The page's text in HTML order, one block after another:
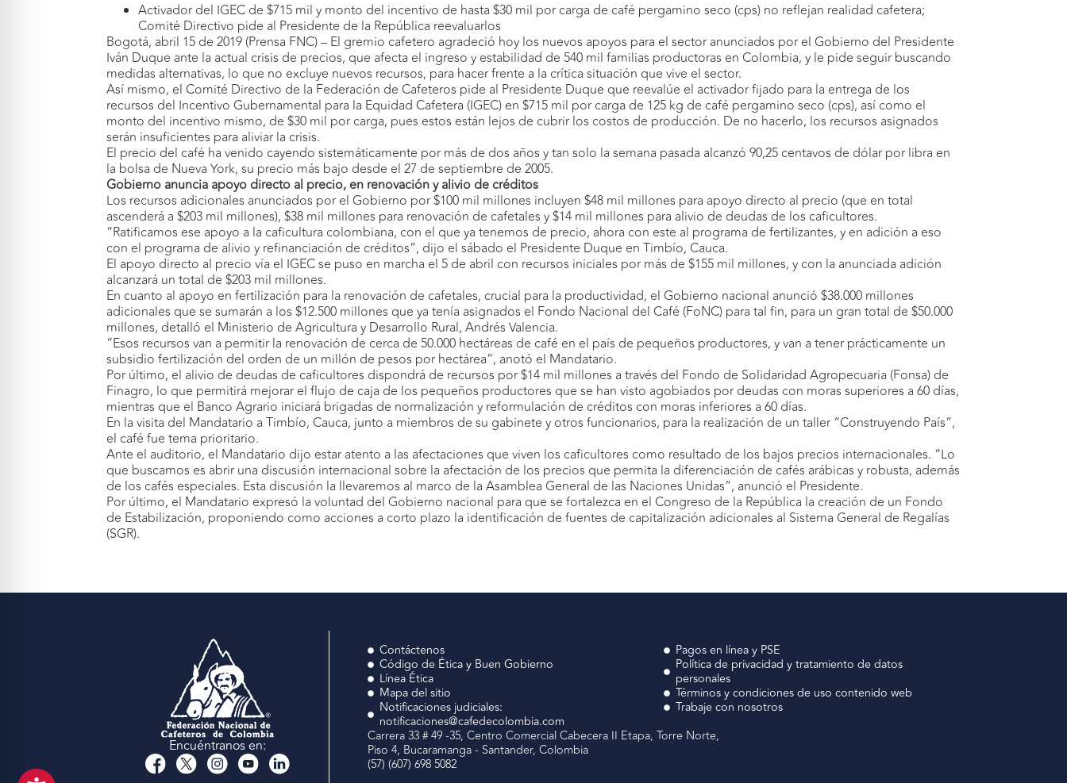
Activador del IGEC de $715 mil y monto del incentivo de hasta $30 mil por carga de café pergamino seco (cps) no reflejan realidad cafetera;
Comité Directivo pide al Presidente de la República reevaluarlos
Bogotá, abril 15 de 2019 (Prensa FNC) – El gremio cafetero agradeció hoy los nuevos apoyos para el sector anunciados por el Gobierno del Presidente
Iván Duque ante la actual crisis de precios, que afecta el ingreso y estabilidad de 540 mil familias productoras en Colombia, y le pide seguir buscando
medidas alternativas, lo que no excluye nuevos recursos, para hacer frente a la crítica situación que vive el sector.
Así mismo, el Comité Directivo de la Federación de Cafeteros pide al Presidente Duque que reevalúe el activador fijado para la entrega de los
recursos del Incentivo Gubernamental para la Equidad Cafetera (IGEC) en $715 mil por carga de 125 kg de café pergamino seco (cps), así como el
monto del incentivo mismo, de $30 mil por carga, pues estos están lejos de cubrir los costos de producción. De no hacerlo, los recursos asignados
serán insuficientes para aliviar la crisis.
El precio del café ha venido cayendo sistemáticamente por más de dos años y tan solo la semana pasada alcanzó 90,25 centavos de dólar por libra en
la bolsa de Nueva York, su precio más bajo desde el 27 de septiembre de 2005.
Gobierno anuncia apoyo directo al precio, en renovación y alivio de créditos
Los recursos adicionales anunciados por el Gobierno por $100 mil millones incluyen $48 mil millones para apoyo directo al precio (que en total
ascenderá a $203 mil millones), $38 mil millones para renovación de cafetales y $14 mil millones para alivio de deudas de los caficultores.
“Ratificamos ese apoyo a la caficultura colombiana, con el que ya tenemos de precio, ahora con este al programa de fertilizantes, y en adición a eso
con el programa de alivio y refinanciación de créditos”, dijo el sábado el Presidente Duque en Timbío, Cauca.
El apoyo directo al precio vía el IGEC se puso en marcha el 5 de abril con recursos iniciales por más de $155 mil millones, y con la anunciada adición
alcanzará un total de $203 mil millones.
En cuanto al apoyo en fertilización para la renovación de cafetales, crucial para la productividad, el Gobierno nacional anunció $38.000 millones
adicionales que se sumarán a los $12.500 millones que ya tenía asignados el Fondo Nacional del Café (FoNC) para tal fin, para un gran total de $50.000
millones, detalló el Ministerio de Agricultura y Desarrollo Rural, Andrés Valencia.
“Esos recursos van a permitir la renovación de cerca de 50.000 hectáreas de café en el país de pequeños productores, y van a tener prácticamente un
subsidio fertilización del orden de un millón de pesos por hectárea”, anotó el Mandatario.
Por último, el alivio de deudas de caficultores dispondrá de recursos por $14 mil millones a través del Fondo de Solidaridad Agropecuaria (Fonsa) de
Finagro, lo que permitirá mejorar el flujo de caja de los pequeños productores que se han visto agobiados por deudas con moras superiores a 60 días,
mientras que el Banco Agrario iniciará brigadas de normalización y reformulación de créditos con moras inferiores a 60 días.
En la visita del Mandatario a Timbío, Cauca, junto a miembros de su gabinete y otros funcionarios, para la realización de un taller “Construyendo País”,
el café fue tema prioritario.
Ante el auditorio, el Mandatario dijo estar atento a las afectaciones que viven los caficultores como resultado de los bajos precios internacionales. “Lo
que buscamos es abrir una discusión internacional sobre la afectación de los precios que permita la diferenciación de cafés arábicas y robusta, además
de los cafés especiales. Esta discusión la llevaremos al marco de la Asamblea General de las Naciones Unidas”, anunció el Presidente.
Por último, el Mandatario expresó la voluntad del Gobierno nacional para que se fortalezca en el Congreso de la República la creación de un Fondo
de Estabilización, proponiendo como acciones a corto plazo la identificación de fuentes de capitalización adicionales al Sistema General de Regalías
(SGR).
Encuéntranos en:
Contáctenos
Código de Ética y Buen Gobierno
Línea Ética
Mapa del sitio
Notificaciones judiciales:
notificaciones@cafedecolombia.com
Pagos en línea y PSE
Política de privacidad y tratamiento de datos
personales
Términos y condiciones de uso contenido web
Trabaje con nosotros
Carrera 33 # 49 -35, Centro Comercial Cabecera II Etapa, Torre Norte,
Piso 4, Bucaramanga - Santander, Colombia
(57) (607) 698 5082